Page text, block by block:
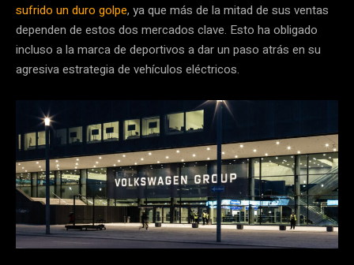
sufrido un duro golpe, ya que más de la mitad de sus ventas
dependen de estos dos mercados clave. Esto ha obligado
incluso a la marca de deportivos a dar un paso atrás en su
agresiva estrategia de vehículos eléctricos.